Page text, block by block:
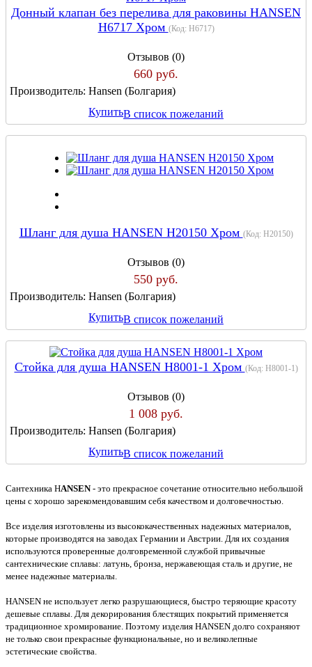
Донный клапан без перелива для раковины HANSEN
H6717 Хром (Код: H6717)
Отзывов (0)
660 руб.
Производитель: Hansen (Болгария)
КупитьВ список пожеланий
Шланг для душа HANSEN H20150 Хром (Код: H20150)
Отзывов (0)
550 руб.
Производитель: Hansen (Болгария)
КупитьВ список пожеланий
Стойка для душа HANSEN H8001-1 Хром (Код: H8001-1)
Отзывов (0)
1 008 руб.
Производитель: Hansen (Болгария)
КупитьВ список пожеланий
Сантехника HANSEN- это прекрасное сочетание относительно небольшой
цены с хорошо зарекомендовавшим себя качеством и долговечностью.
Все изделия изготовлены из высококачественных надежных материалов,
которые производятся на заводах Германии и Австрии. Для их создания
используются проверенные долговременной службой привычные
сантехнические сплавы: латунь, бронза, нержавеющая сталь и другие, не
менее надежные материалы.
HANSEN не использует легко разрушающиеся, быстро теряющие красоту
дешевые сплавы. Для декорирования блестящих покрытий применяется
традиционное хромирование. Поэтому изделия HANSEN долго сохраняют
не только свои прекрасные функциональные, но и великолепные
эстетические свойства.